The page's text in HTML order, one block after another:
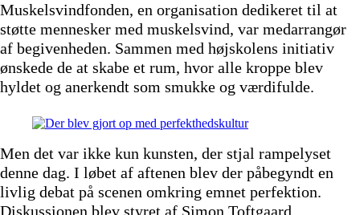
Muskelsvindfonden, en organisation dedikeret til at
støtte mennesker med muskelsvind, var medarrangør
af begivenheden. Sammen med højskolens initiativ
ønskede de at skabe et rum, hvor alle kroppe blev
hyldet og anerkendt som smukke og værdifulde.
Men det var ikke kun kunsten, der stjal rampelyset
denne dag. I løbet af aftenen blev der påbegyndt en
livlig debat på scenen omkring emnet perfektion.
Diskussionen blev styret af Simon Toftgaard